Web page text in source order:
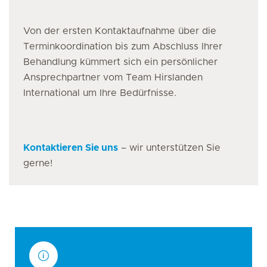
Von der ersten Kontaktaufnahme über die
Terminkoordination bis zum Abschluss Ihrer
Behandlung kümmert sich ein persönlicher
Ansprechpartner vom Team Hirslanden
International um Ihre Bedürfnisse.
Kontaktieren Sie uns – wir unterstützen Sie
gerne!